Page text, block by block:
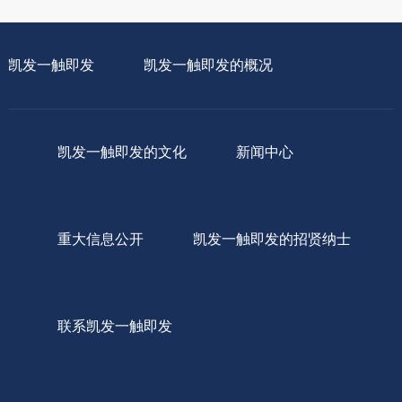
凯发一触即发 凯发一触即发的概况
凯发一触即发的文化 新闻中心
重大信息公开 凯发一触即发的招贤纳士
联系凯发一触即发